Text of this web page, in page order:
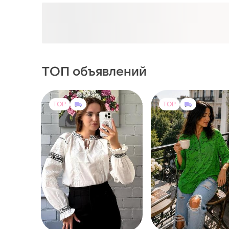
1099 грн 22
1150 грн
Вышиванка с белой и
черной вышивкой
285 грн
Fiver Italy
Блуза італія
62 и еще 1